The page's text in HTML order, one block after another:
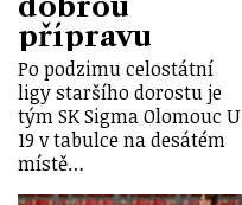
přípravu
Po podzimu celostátní
ligy staršího dorostu je
tým SK Sigma Olomouc U
19 v tabulce na desátém
místě…